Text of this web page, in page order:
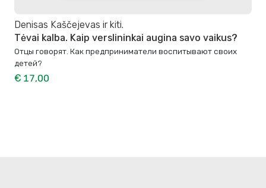
Denisas Kaščejevas ir kiti.
Tėvai kalba. Kaip verslininkai augina savo vaikus?
Отцы говорят. Как предприниматели воспитывают своих
детей?
€ 17,00